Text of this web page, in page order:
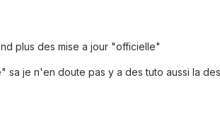
plus des mise a jour "officielle"
je n'en doute pas y a des tuto aussi la